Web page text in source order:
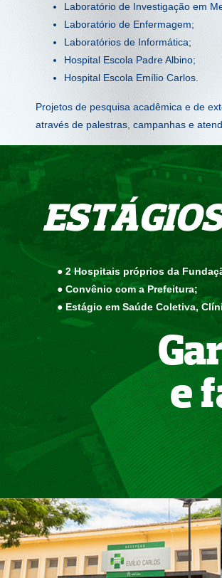
Laboratório de Investigação em
Laboratório de Enfermagem;
Laboratórios de Informática;
Hospital Escola Padre Albino;
Hospital Escola Emílio Carlos.
Projetos de pesquisa acadêmica e de
através de palestras, campanhas e
● 2 Hospitais próprios da
● Convênio com a Prefeitura;
● Estágio em Saúde Coletiva,
e